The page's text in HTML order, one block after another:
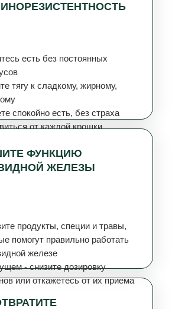
есть без постоянных
тягу к сладкому, жирному,
спокойно есть, без страха
от каждой крошки
ФУНКЦИЮ
ЖЕЛЕЗЫ
продукты, специи и травы,
помогут правильно работать
железе
- снизите дозировку
или откажетесь от их приема